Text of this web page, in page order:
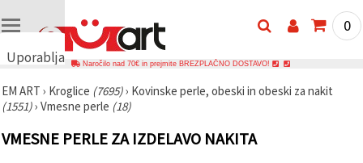
Uporabljamo
🍪
Uporabljamo
podobne
tehnologije,
0
Naročilo nad 70€ in prejmite BREZPLAČNO DOSTAVO!
EM ART › Kroglice (7695)› Kovinske perle, obeski in obeski za nakit
(1551)› Vmesne perle (18)
VMESNE PERLE ZA IZDELAVO NAKITA